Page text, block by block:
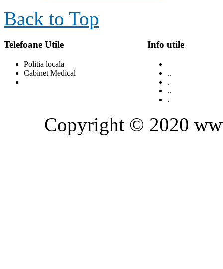
Back to Top
Telefoane Utile
Politia locala
Cabinet Medical
Info utile
..
.
..
.
Copyright © 2020